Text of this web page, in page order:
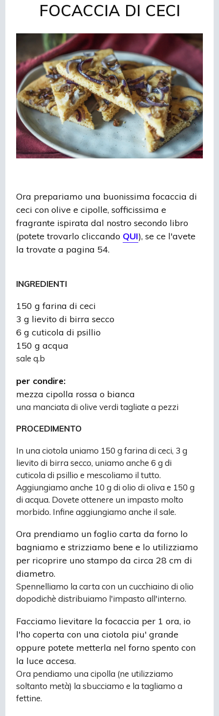
FOCACCIA DI CECI
Ora prepariamo una buonissima focaccia di
ceci con olive e cipolle, sofficissima e
fragrante ispirata dal nostro secondo libro
(potete trovarlo cliccando QUI), se ce l'avete
la trovate a pagina 54.
INGREDIENTI
150 g farina di ceci
3 g lievito di birra secco
6 g cuticola di psillio
150 g acqua
sale q.b
per condire:
mezza cipolla rossa o bianca
una manciata di olive verdi tagliate a pezzi
PROCEDIMENTO
In una ciotola uniamo 150 g farina di ceci, 3 g
lievito di birra secco, uniamo anche 6 g di
cuticola di psillio e mescoliamo il tutto.
Aggiungiamo anche 10 g di olio di oliva e 150 g
di acqua. Dovete ottenere un impasto molto
morbido. Infine aggiungiamo anche il sale.
Ora prendiamo un foglio carta da forno lo
bagniamo e strizziamo bene e lo utilizziamo
per ricoprire uno stampo da circa 28 cm di
diametro.
Spennelliamo la carta con un cucchiaino di olio
dopodichè distribuiamo l'impasto all'interno.
Facciamo lievitare la focaccia per 1 ora, io
l'ho coperta con una ciotola piu' grande
oppure potete metterla nel forno spento con
la luce accesa.
Ora pendiamo una cipolla (ne utilizziamo
soltanto metà) la sbucciamo e la tagliamo a
fettine.